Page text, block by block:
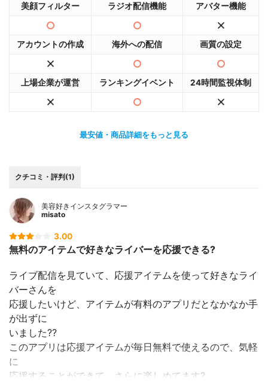
美顔フィルター ラジオ配信機能 アバター機能
アカウントの作成 海外への配信 画質の設定
上場企業が運営 ランキングイベント 24時間監視体制
最安値・商品詳細をもっと見る
クチコミ・評判(1)
美容好きインスタグラマー
misato
3.00
無料のアイテムで好きなライバーを応援できる?
ライブ配信を見ていて、応援アイテムを使って好きなライ
バーさんを
応援したいけど、アイテムが有料のアプリだとなかなか手
が出ずに
いました??
このアプリは応援アイテムが毎日無料で使えるので、気軽
に
応援することができて、さらに楽しめてます?